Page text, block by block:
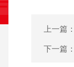
上一篇
下一篇